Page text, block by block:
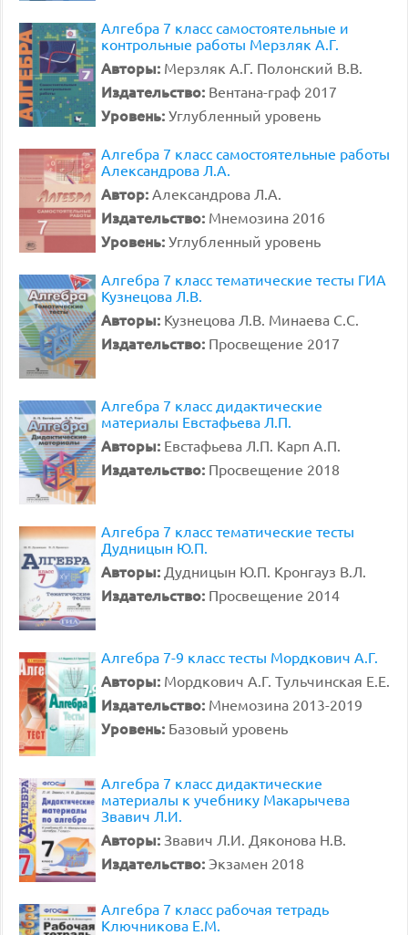
Алгебра 7 класс самостоятельные и
контрольные работы Мерзляк А.Г.
Авторы: Мерзляк А.Г. Полонский В.В.
Издательство: Вентана-граф 2017
Уровень: Углубленный уровень
Алгебра 7 класс самостоятельные работы
Александрова Л.А.
Автор: Александрова Л.А.
Издательство: Мнемозина 2016
Уровень: Углубленный уровень
Алгебра 7 класс тематические тесты ГИА
Кузнецова Л.В.
Авторы: Кузнецова Л.В. Минаева С.С.
Издательство: Просвещение 2017
Алгебра 7 класс дидактические
материалы Евстафьева Л.П.
Авторы: Евстафьева Л.П. Карп А.П.
Издательство: Просвещение 2018
Алгебра 7 класс тематические тесты
Дудницын Ю.П.
Авторы: Дудницын Ю.П. Кронгауз В.Л.
Издательство: Просвещение 2014
Алгебра 7-9 класс тесты Мордкович А.Г.
Авторы: Мордкович А.Г. Тульчинская Е.Е.
Издательство: Мнемозина 2013-2019
Уровень: Базовый уровень
Алгебра 7 класс дидактические
материалы к учебнику Макарычева
Звавич Л.И.
Авторы: Звавич Л.И. Дяконова Н.В.
Издательство: Экзамен 2018
Алгебра 7 класс рабочая тетрадь
Ключникова Е.М.